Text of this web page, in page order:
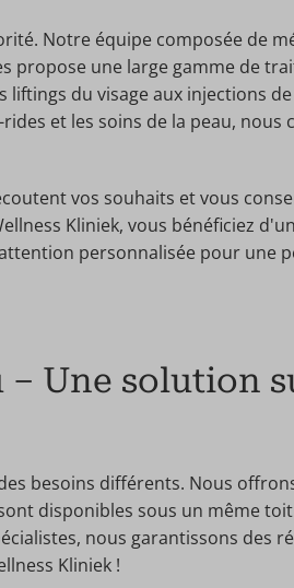
Notre équipe composée de
propose une large gamme de
du visage aux injections
et les soins de la peau, nous
vos souhaits et vous
Kliniek, vous bénéficiez
personnalisée pour une
Une solution
besoins différents. Nous
disponibles sous un même
nous garantissons des
Kliniek !